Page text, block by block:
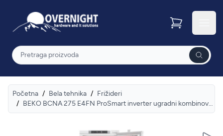
Overnight
Pretraga
Početna / Bela tehnika / Frižideri
/
BEKO BCNA 275 E4FN ProSmart inverter ugradni kombinovani frižider